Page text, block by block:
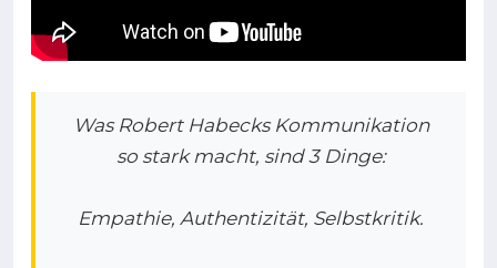
Was Robert Habecks Kommunikation
so stark macht, sind 3 Dinge:
Empathie, Authentizität, Selbstkritik.